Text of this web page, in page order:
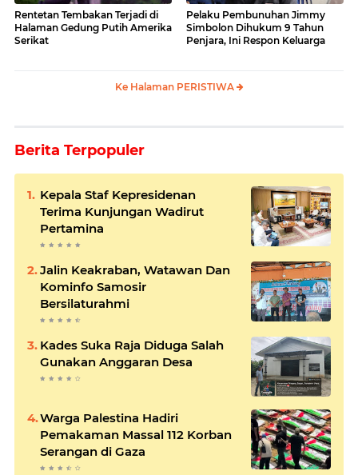
Rentetan Tembakan Terjadi di
Halaman Gedung Putih Amerika
Serikat
Pelaku Pembunuhan Jimmy
Simbolon Dihukum 9 Tahun
Penjara, Ini Respon Keluarga
Ke Halaman PERISTIWA
Berita Terpopuler
Kepala Staf Kepresidenan
Terima Kunjungan Wadirut
Pertamina
Jalin Keakraban, Watawan Dan
Kominfo Samosir
Bersilaturahmi
Kades Suka Raja Diduga Salah
Gunakan Anggaran Desa
Warga Palestina Hadiri
Pemakaman Massal 112 Korban
Serangan di Gaza